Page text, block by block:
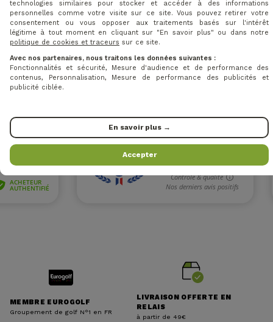
VOS AVIS
MEMBRE EUROGOLF
Groupement de golf N°1 en FR
LIVRAISON OFFERTE EN
RELAIS
à partir de 49€
technologies similaires pour stocker et accéder à des informations
personnelles comme votre visite sur ce site. Vous pouvez retirer votre
consentement ou vous opposer aux traitements basés sur l'intérêt
légitime à tout moment en cliquant sur "En savoir plus" ou dans notre
politique de cookies et traceurs sur ce site.
Avec nos partenaires, nous traitons les données suivantes :
Fonctionnalités et sécurité, Mesure d'audience et de performance des
contenus, Personnalisation, Mesure de performance des publicités et
publicité ciblée.
En savoir plus →
Accepter